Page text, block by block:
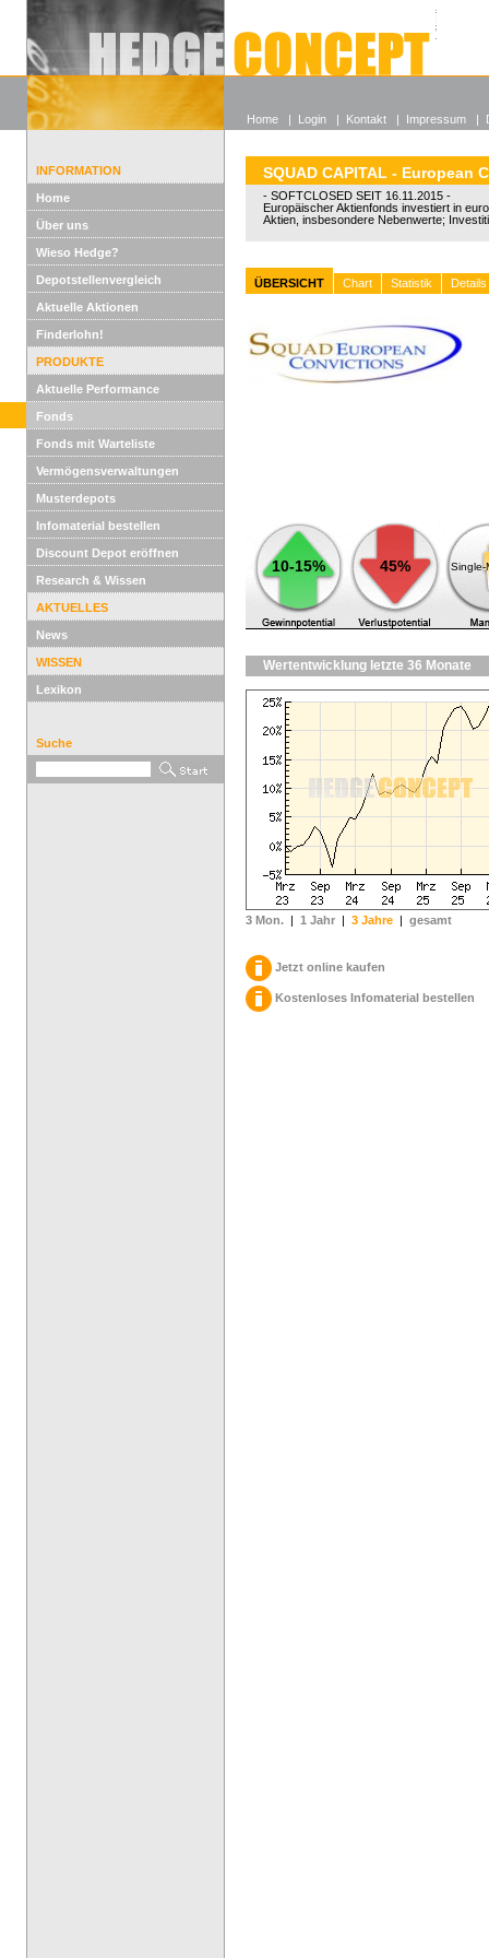
Alle
Wieso
INFORMATION
Home
Über uns
Wieso Hedge?
Depotstellenvergleich
Aktuelle Aktionen
Finderlohn!
PRODUKTE
Aktuelle Performance
Fonds
Fonds mit Warteliste
Vermögensverwaltungen
Musterdepots
Infomaterial bestellen
Discount Depot eröffnen
Research & Wissen
AKTUELLES
News
WISSEN
Lexikon
Suche
SQUAD CAPITAL - European
- SOFTCLOSED SEIT 16.11.2015 -
Europäischer Aktienfonds investiert in
Aktien, insbesondere Nebenwerte;
ÜBERSICHT Chart Statistik Details
10-15% 45% Single-
Wertentwicklung letzte 36 Monate
3 Mon. | 1 Jahr | 3 Jahre | gesamt
Jetzt online kaufen
Kostenloses Infomaterial bestellen
Home | Login | Kontakt | Impressum |